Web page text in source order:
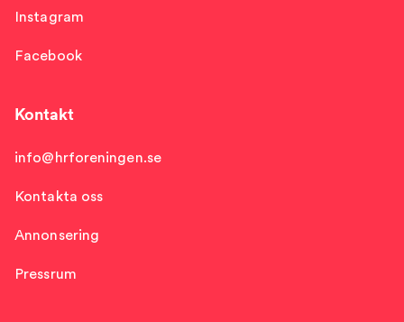
Instagram
Facebook
Kontakt
info@hrforeningen.se
Kontakta oss
Annonsering
Pressrum